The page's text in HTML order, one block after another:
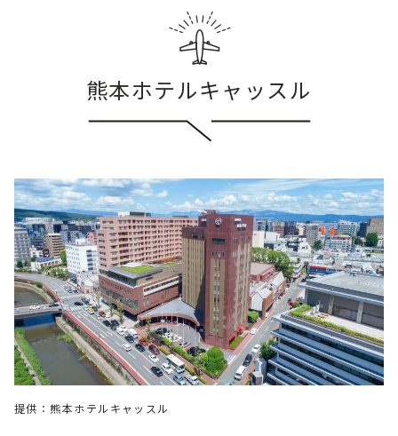
熊本ホテルキャッスル
提供：熊本ホテルキャッスル